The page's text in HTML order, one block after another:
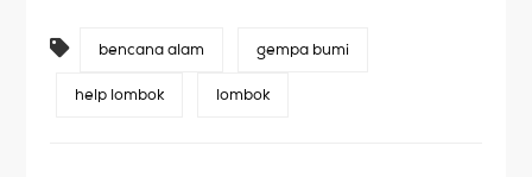
bencana alam gempa bumi
help lombok lombok